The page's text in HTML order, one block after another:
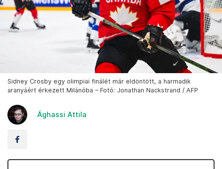
Sidney Crosby egy olimpiai finálét már eldöntött, a harmadik
aranyáért érkezett Milánóba – Fotó: Jonathan Nackstrand / AFP
Ághassi Attila